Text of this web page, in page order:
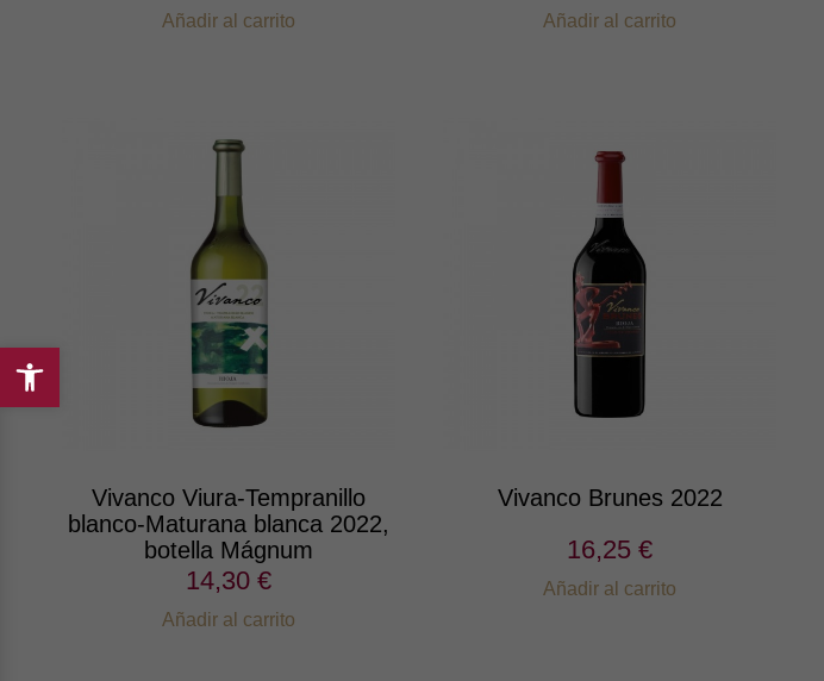
Añadir al carrito Añadir al carrito
Vivanco Viura-Tempranillo
blanco-Maturana blanca 2022,
botella Mágnum
14,30 €
Añadir al carrito
Vivanco Brunes 2022
16,25 €
Añadir al carrito
Abrir
barra